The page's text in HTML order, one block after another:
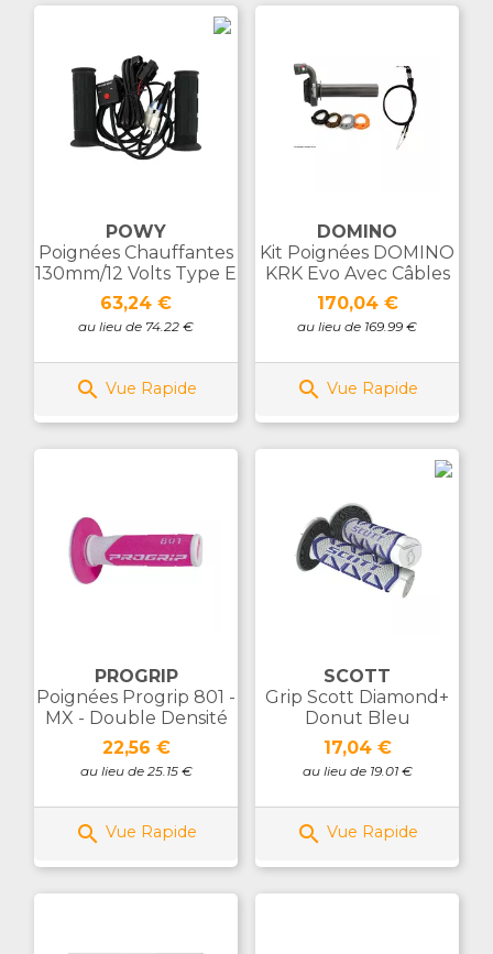
POWY
Poignées Chauffantes
130mm/12 Volts Type E
Prix
63,24 €
au lieu de 74.22 €
 Vue Rapide
DOMINO
Kit Poignées DOMINO
KRK Evo Avec Câbles
Prix
170,04 €
au lieu de 169.99 €
 Vue Rapide
PROGRIP
Poignées Progrip 801 -
MX - Double Densité
Prix
22,56 €
au lieu de 25.15 €
 Vue Rapide
SCOTT
Grip Scott Diamond+
Donut Bleu
Prix
17,04 €
au lieu de 19.01 €
 Vue Rapide